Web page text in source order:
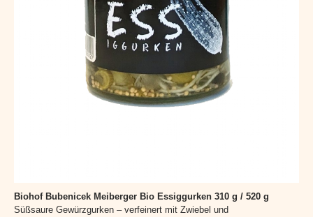
Biohof Bubenicek Meiberger Bio Essiggurken 310 g / 520 g
Süßsaure Gewürzgurken – verfeinert mit Zwiebel und